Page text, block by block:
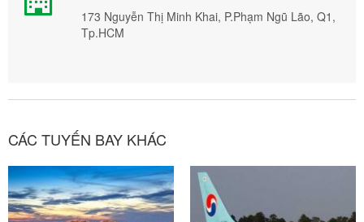
173 Nguyễn Thị Minh Khai, P.Phạm Ngũ Lão, Q1,
Tp.HCM
CÁC TUYẾN BAY KHÁC